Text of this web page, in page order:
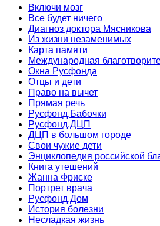
Включи мозг
Все будет ничего
Диагноз доктора Мясникова
Из жизни незаменимых
Карта памяти
Международная
Окна Русфонда
Отцы и дети
Право на вычет
Прямая речь
Русфонд.Бабочки
Русфонд.ДЦП
ДЦП в большом городе
Свои чужие дети
Энциклопедия российской
Книга утешений
Жанна Фриске
Портрет врача
Русфонд.Дом
История болезни
Несладкая жизнь